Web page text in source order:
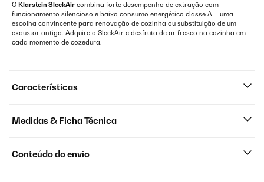
O Klarstein SleekAir combina forte desempenho de extração com
funcionamento silencioso e baixo consumo energético classe A – uma
escolha convincente para renovação de cozinha ou substituição de um
exaustor antigo. Adquire o SleekAir e desfruta de ar fresco na cozinha em
cada momento de cozedura.
Características
Medidas & Ficha Técnica
Conteúdo do envio